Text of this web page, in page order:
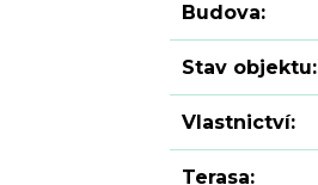
Budova:
Stav objektu:
Vlastnictví:
Terasa: